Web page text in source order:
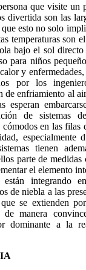
que visite un
divertida son las
esto no solo
temperaturas son
bajo el sol directo
para niños
y
por los
de enfriamiento al
esperan
de sistemas
cómodos en las filas
especialmente
tienen
parte de
el elemento
están integrando
de niebla a las
se extienden
manera
dominante a la